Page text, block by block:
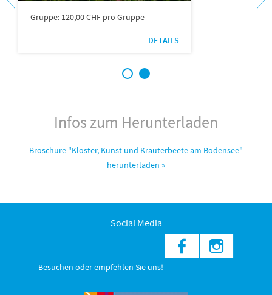
Gruppe: 120,00 CHF pro Gruppe
DETAILS
1 2
Infos zum Herunterladen
Broschüre "Klöster, Kunst und Kräuterbeete am Bodensee"
herunterladen »
Social Media
Besuchen oder empfehlen Sie uns!